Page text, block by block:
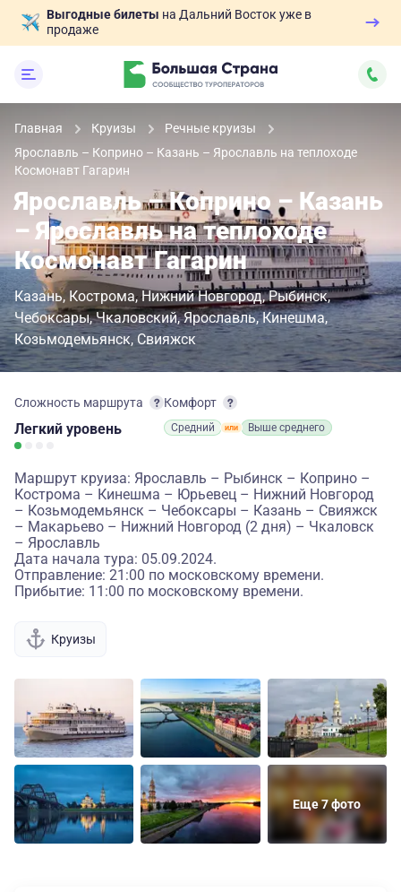
Выгодные билеты на Дальний Восток уже в
продаже
Главная Круизы
Речные круизы
Ярославль – Коприно – Казань – Ярославль на теплоходе
Космонавт Гагарин
Ярославль – Коприно – Казань
– Ярославль на теплоходе
Космонавт Гагарин
Казань Кострома Нижний Новгород Рыбинск
Чебоксары Чкаловский Ярославль Кинешма
Козьмодемьянск Свияжск
Сложность маршрута
Легкий уровень
Комфорт
Средний Выше среднего
Маршрут круиза: Ярославль – Рыбинск – Коприно –
Кострома – Кинешма – Юрьевец – Нижний Новгород
– Козьмодемьянск – Чебоксары – Казань – Свияжск
– Макарьево – Нижний Новгород (2 дня) – Чкаловск
– Ярославль
Дата начала тура: 05.09.2024.
Отправление: 21:00 по московскому времени.
Прибытие: 11:00 по московскому времени.
Круизы
Еще 7 фото